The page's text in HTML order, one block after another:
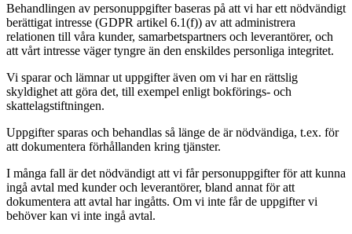
Behandlingen av personuppgifter baseras på att vi har ett nödvändigt
berättigat intresse (GDPR artikel 6.1(f)) av att administrera
relationen till våra kunder, samarbetspartners och leverantörer, och
att vårt intresse väger tyngre än den enskildes personliga integritet.
Vi sparar och lämnar ut uppgifter även om vi har en rättslig
skyldighet att göra det, till exempel enligt bokförings- och
skattelagstiftningen.
Uppgifter sparas och behandlas så länge de är nödvändiga, t.ex. för
att dokumentera förhållanden kring tjänster.
I många fall är det nödvändigt att vi får personuppgifter för att kunna
ingå avtal med kunder och leverantörer, bland annat för att
dokumentera att avtal har ingåtts. Om vi inte får de uppgifter vi
behöver kan vi inte ingå avtal.